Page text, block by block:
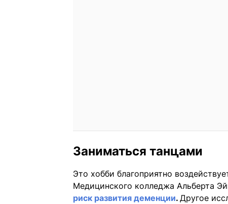
Заниматься танцами
Это хобби благоприятно
Медицинского колледжа Альберта
риск развития деменции. Другое